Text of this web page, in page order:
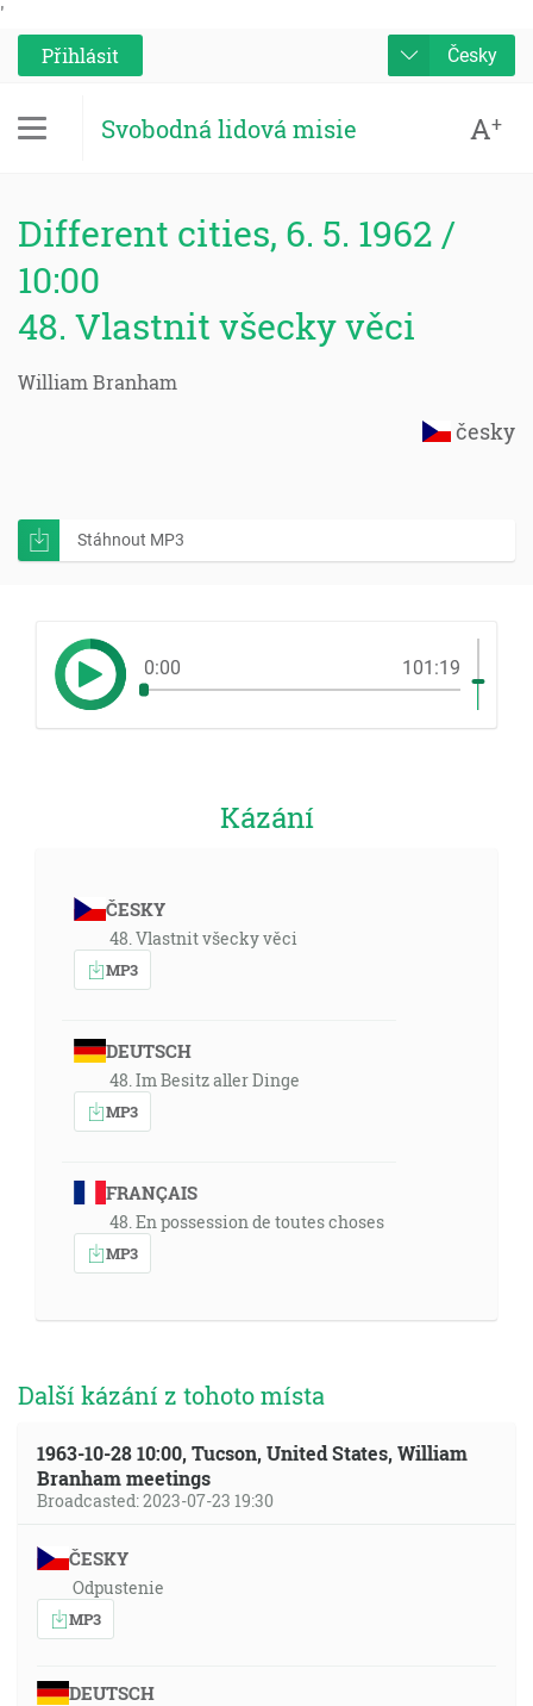
'
Přihlásit
Česky
Svobodná lidová misie A+
Different cities, 6. 5. 1962 /
10:00
48. Vlastnit všecky věci
William Branham
česky
Stáhnout MP3
0:00 101:19
Kázání
ČESKY
48. Vlastnit všecky věci
MP3
DEUTSCH
48. Im Besitz aller Dinge
MP3
FRANÇAIS
48. En possession de toutes choses
MP3
Další kázání z tohoto místa
1963-10-28 10:00, Tucson, United States, William
Branham meetings
Broadcasted: 2023-07-23 19:30
ČESKY
Odpustenie
MP3
DEUTSCH